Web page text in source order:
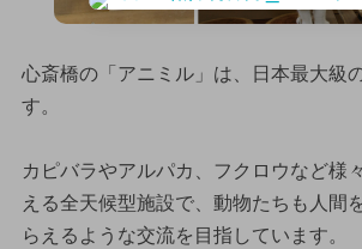
心斎橋の「アニミル」は、日本最大級
す。
カピバラやアルパカ、フクロウなど様
える全天候型施設で、動物たちも人間
らえるような交流を目指しています。